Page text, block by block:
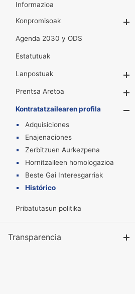
Informazioa
Konpromisoak
Agenda 2030 y ODS
Estatutuak
Lanpostuak
Prentsa Aretoa
Kontratatzailearen profila
Adquisiciones
Enajenaciones
Zerbitzuen Aurkezpena
Hornitzaileen homologazioa
Beste Gai Interesgarriak
Histórico
Pribatutasun politika
Transparencia